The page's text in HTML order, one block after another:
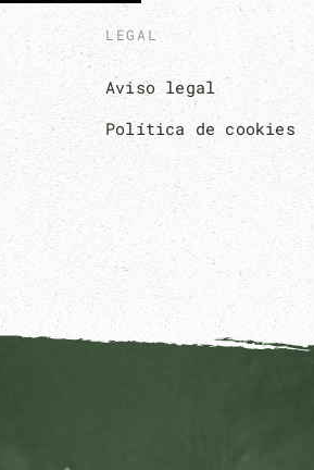
LEGAL
Aviso legal
Política de cookies